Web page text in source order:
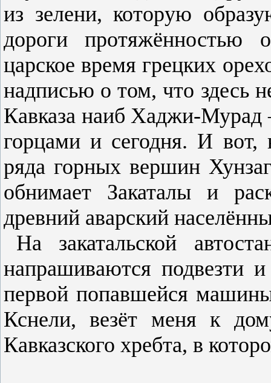
из зелени, которую
дороги протяжённостью
царское время грецких
надписью о том, что здесь
Кавказа наиб Хаджи-Мурад
горцами и сегодня. И вот,
ряда горных вершин
обнимает Закаталы и
древний аварский
На закатальской
напрашиваются подвезти
первой попавшейся
Кснели, везёт меня к
Кавказского хребта, в